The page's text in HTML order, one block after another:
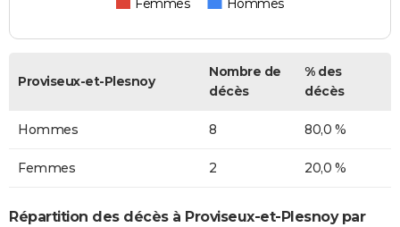
Femmes Hommes
Proviseux-et-Plesnoy
Nombre de
décès
% des
décès
Hommes 8 80,0 %
Femmes 2 20,0 %
Répartition des décès à Proviseux-et-Plesnoy par